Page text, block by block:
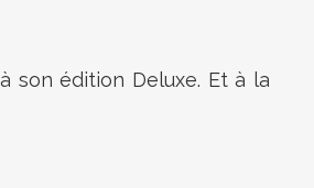
son édition Deluxe. Et à la